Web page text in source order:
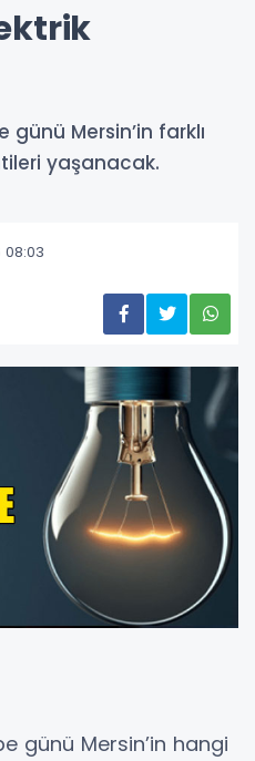
günü Mersin’in farklı
yaşanacak.
günü Mersin’in hangi